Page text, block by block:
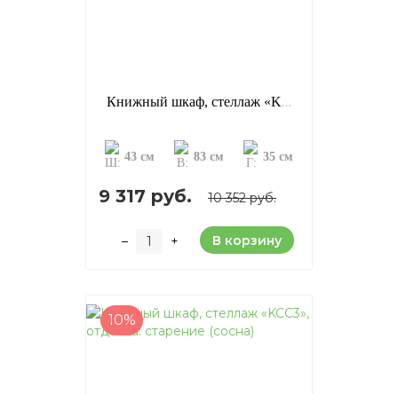
Книжный шкаф, стеллаж «KCC2», отделка: старение (сосна)
43 см 83 см 35 см
9 317 руб. 10 352 руб.
– + В корзину
10%